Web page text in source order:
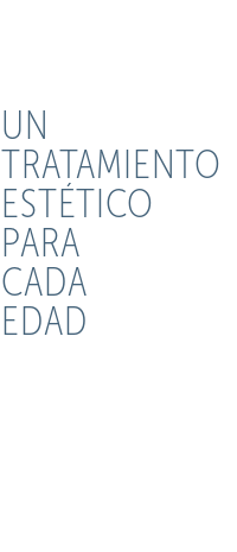
UN
TRATAMIENTO
ESTÉTICO
PARA
CADA
EDAD